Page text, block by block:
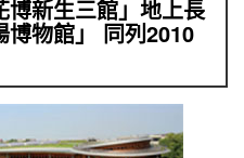
新生三館」地上長
物館」 同列2010